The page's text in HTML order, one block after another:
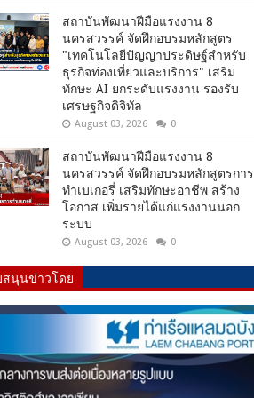
สถาบันพัฒนาฝีมือแรงงาน 8
นครสวรรค์ จัดฝึกอบรมหลักสูตร
"เทคโนโลยีปัญญาประดิษฐ์สำหรับ
ธุรกิจท่องเที่ยวและบริการ" เสริม
ทักษะ AI ยกระดับแรงงาน รองรับ
เศรษฐกิจดิจิทัล
August 03, 2026 0
สถาบันพัฒนาฝีมือแรงงาน 8
นครสวรรค์ จัดฝึกอบรมหลักสูตรการ
ทำเบเกอรี่ เสริมทักษะอาชีพ สร้าง
โอกาส เพิ่มรายได้แก่แรงงานนอก
ระบบ
August 03, 2026 0
นุนข่าวโดย